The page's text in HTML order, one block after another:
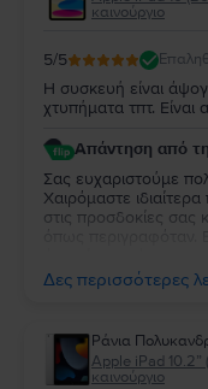
καινούργιο
5/5
Η συσκευή είναι
χτυπήματα τπτ. Είναι
Απάντηση από
Σας ευχαριστούμε
Χαιρόμαστε
στις προσδοκίες σας
ευχαριστούμε για
χαρείτε τη νέα σας
Δες περισσότερες
Ράνια
Apple iPad 10.2”
καινούργιο